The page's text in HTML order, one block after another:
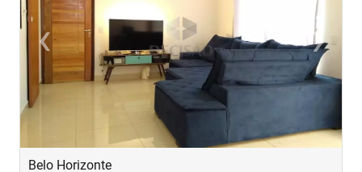
‹Previous ›Next
Belo Horizonte